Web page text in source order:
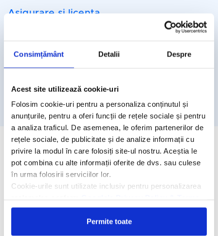
Consimțământ Detalii Despre
Acest site utilizează cookie-uri
Folosim cookie-uri pentru a personaliza conținutul și
anunțurile, pentru a oferi funcții de rețele sociale și pentru
a analiza traficul. De asemenea, le oferim partenerilor de
rețele sociale, de publicitate și de analize informații cu
privire la modul în care folosiți site-ul nostru. Aceștia le
pot combina cu alte informații oferite de dvs. sau culese
în urma folosirii serviciilor lor.
Cookie-urile sunt utilizate inclusiv pentru personalizarea
Permite toate
Asigurare si licenta
Agentia Travel Matters functioneaza sub Licenta de Turism nr.
Agentia Travel Matters este asigurata la Omniasig cu Polita
Licenta de turism Asigurare